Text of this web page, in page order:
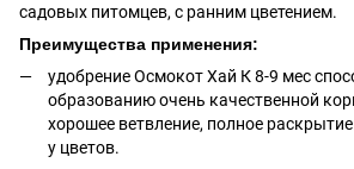
садовых питомцев, с ранним цветением.
Преимущества применения:
удобрение Осмокот Хай К 8-9 мес
образованию очень качественной
хорошее ветвление, полное
у цветов.